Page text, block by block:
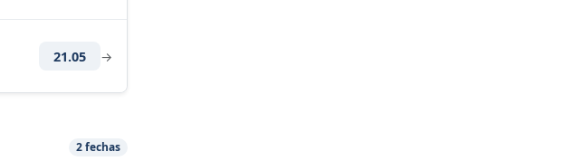
21.05 →
2 fechas